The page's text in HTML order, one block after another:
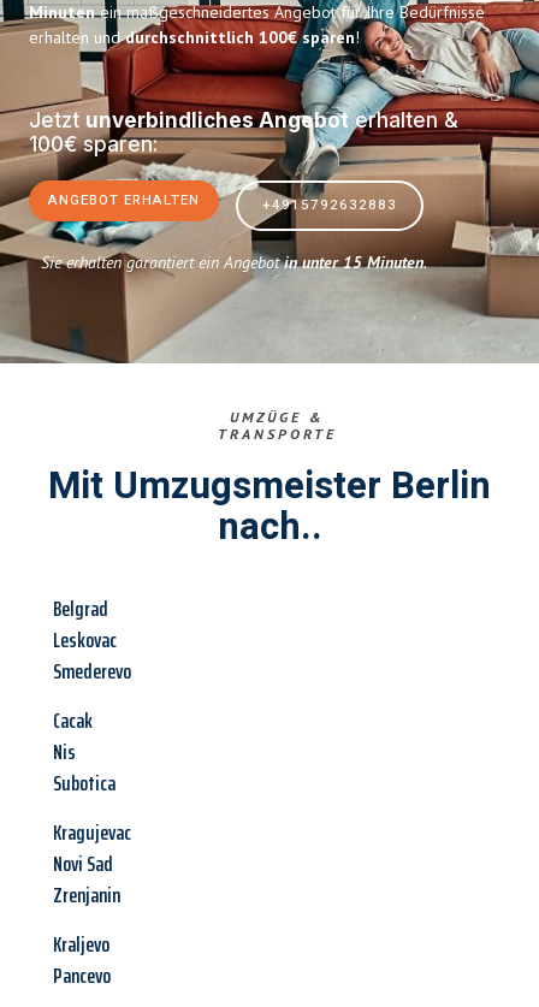
Minutenein maßgeschneidertes Angebot für Ihre Bedürfnisse
erhalten unddurchschnittlich 100€ sparen!
Jetzt unverbindliches Angeboterhalten &
100€ sparen:
ANGEBOT ERHALTEN +4915792632883
Sie erhalten garantiert ein Angebotin unter 15 Minuten.
UMZÜGE &
TRANSPORTE
Mit Umzugsmeister Berlin
nach..
Belgrad
Leskovac
Smederevo
Cacak
Nis
Subotica
Kragujevac
Novi Sad
Zrenjanin
Kraljevo
Pancevo